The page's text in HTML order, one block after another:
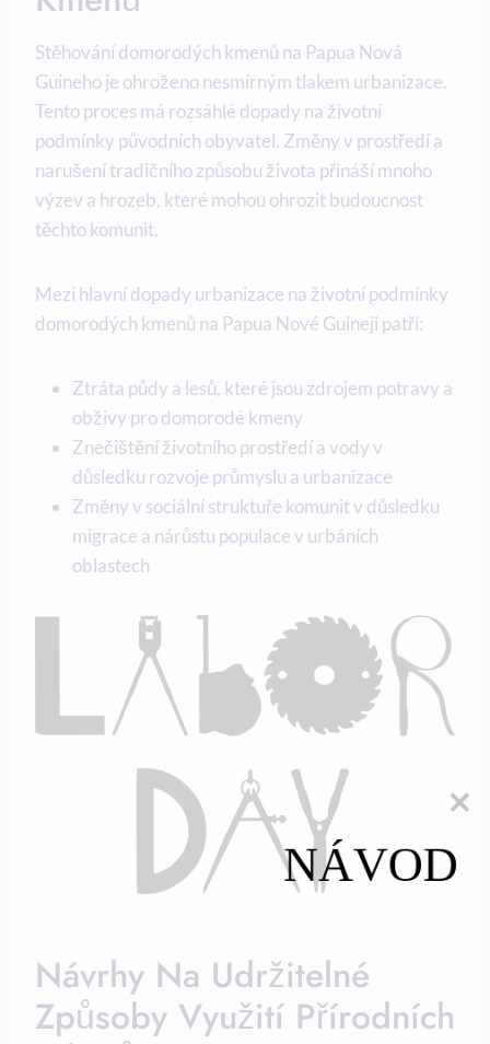
Stěhování domorodých kmenů na Papua Nová⁤
Guineho je ohroženo ⁣nesmírným tlakem ‍urbanizace.
Tento proces ⁤má ⁤rozsáhlé dopady na životní
podmínky původních obyvatel. Změny v⁢ prostředí a
⁢narušení ⁣tradičního způsobu života přináší mnoho‌
výzev ⁣a hrozeb, které mohou ohrozit budoucnost
těchto ​komunit.
Mezi hlavní dopady urbanizace⁤ na životní podmínky​
domorodých kmenů ⁤na Papua Nové Guineji⁣ patří:
Ztráta půdy a lesů,⁣ které ‌jsou‌ zdrojem potravy‌ a
obživy pro ⁢domorodé kmeny
Znečištění ⁢životního⁤ prostředí ‌a vody v
důsledku rozvoje⁤ průmyslu a urbanizace
Změny v sociální ​struktuře komunit v důsledku
migrace a nárůstu populace‌ v urbáních
oblastech
Návrhy Na Udržitelné
Způsoby ‌využití ​přírodních‌
NÁVOD